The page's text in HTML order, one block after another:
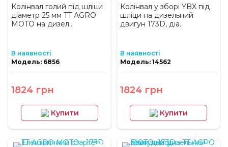
Колінвал голий під шліци
діаметр 25 мм TT AGRO
MOTO на дизел..
В наявності
Модель: 6856
1824 грн
Купити
Колінвал у зборі YBX під
шліци на дизельний
двигун 173D, діа..
В наявності
Модель: 14562
1824 грн
Купити